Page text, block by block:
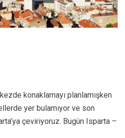
konaklamayı planlamışken
yer bulamıyor ve son
çeviriyoruz. Bugün Isparta –